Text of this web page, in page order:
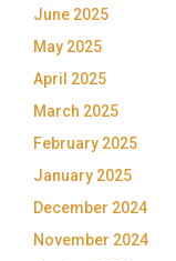
June 2025
May 2025
April 2025
March 2025
February 2025
January 2025
December 2024
November 2024